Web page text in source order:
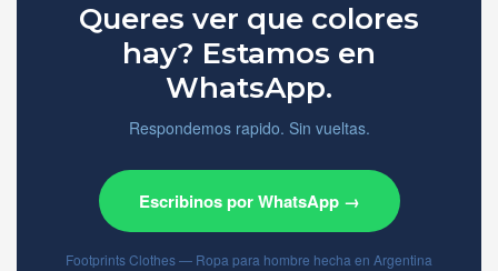
Queres ver que colores
hay? Estamos en
WhatsApp.
Respondemos rapido. Sin vueltas.
Escribinos por WhatsApp →
Footprints Clothes — Ropa para hombre hecha en Argentina